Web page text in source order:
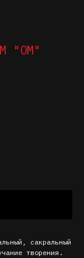
"ОМ"
сакральный
творения.